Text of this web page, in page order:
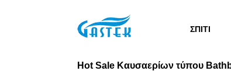
ΣΠΊΤΙ
Σπίτι > Προϊόντα Hot Sale Καυσαερίων
Hot Sale Καυσαερίων τύπου